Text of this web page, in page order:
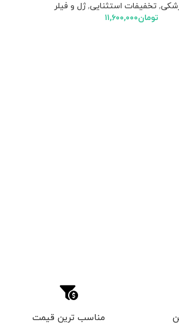
,تخفیفات استثنایی,ژل و فیلر
تومان۱۱,۶۰۰,۰۰۰
مناسب ترین قیمت